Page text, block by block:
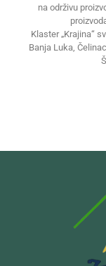
na održivu
Klaster „Krajina“
Banja Luka,